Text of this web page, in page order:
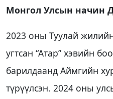
Монгол Улсын начин
2023 оны Туулай
угтсан “Атар” хэвийн
барилдаанд Аймгийн
түрүүлсэн. 2024 оны